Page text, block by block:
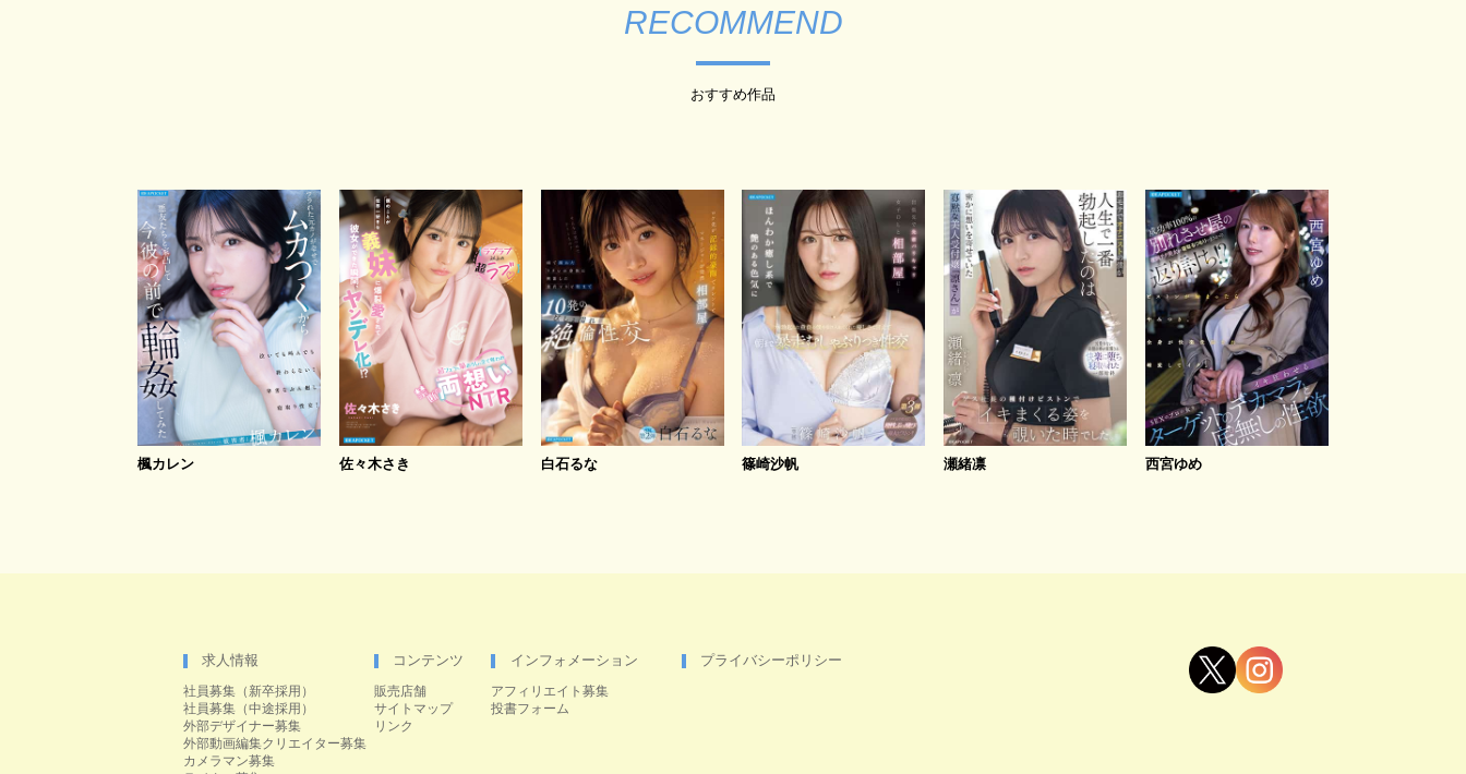
RECOMMEND
おすすめ作品
楓カレン 佐々木さき 白石るな 篠崎沙帆 瀬緒凛 西宮ゆめ
求人情報
社員募集（新卒採用）
社員募集（中途採用）
外部デザイナー募集
外部動画編集クリエイター募集
カメラマン募集
コンテンツ
販売店舗
サイトマップ
リンク
インフォメーション
アフィリエイト募集
投書フォーム
プライバシーポリシー